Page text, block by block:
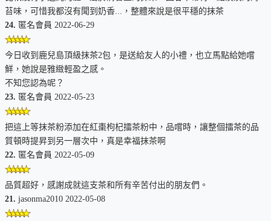
苔味，可惜我都沒有聞到奶香...，整體來說是很平穩的抹茶
24. 匿名會員 2022-06-29
今日收到鹿兒島頂級抹茶2包，是送給友人的小禮，也立馬點給她嚐
鮮，她說是雅緻輕盈之感。
不知您認為呢？
23. 匿名會員 2022-05-23
把這上等抹茶粉添加在紅棗枸杞擂茶粉中，品嚐時，讓整個擂茶的品
質頓時提昇到另一層次中，真是幸福抹茶啊
22. 匿名會員 2022-05-09
品質超好，感謝成就這支茶和所有辛苦付出的朋友們。
21. jasonma2010 2022-05-08